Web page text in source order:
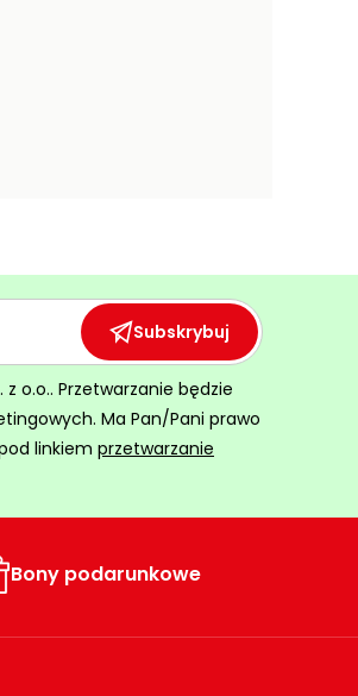
Subskrybuj
o.o.. Przetwarzanie będzie
Ma Pan/Pani prawo
linkiem przetwarzanie
Bony podarunkowe